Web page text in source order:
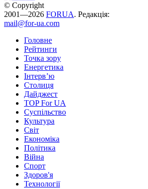
© Copyright
2001—2026 FORUA. Редакція:
mail@for-ua.com
Головне
Рейтинги
Точка зору
Енергетика
Інтерв’ю
Столиця
Дайджест
TOP For UA
Суспiльство
Культура
Світ
Економіка
Політика
Війна
Спорт
Здоров'я
Технології